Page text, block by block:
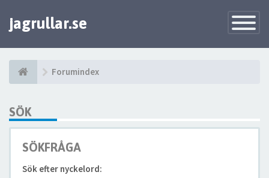
Toggle
jagrullar.se
Forumindex
SÖK
SÖKFRÅGA
Sök efter nyckelord: